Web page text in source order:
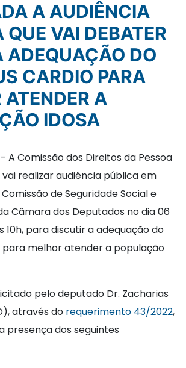
QUE VAI DEBATER
ADEQUAÇÃO DO
CARDIO PARA
ATENDER A
IDOSA
A Comissão dos Direitos da Pessoa
vai realizar audiência pública em
de Seguridade Social e
Câmara dos Deputados no dia 06
10h, para discutir a adequação do
para melhor atender a população
pelo deputado Dr. Zacharias
através do requerimento 43/2022,
presença dos seguintes